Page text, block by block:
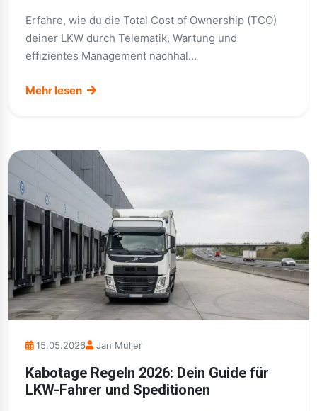
Erfahre, wie du die Total Cost of Ownership (TCO)
deiner LKW durch Telematik, Wartung und
effizientes Management nachhal...
Mehr lesen
15.05.2026 Jan Müller
Kabotage Regeln 2026: Dein Guide für
LKW-Fahrer und Speditionen